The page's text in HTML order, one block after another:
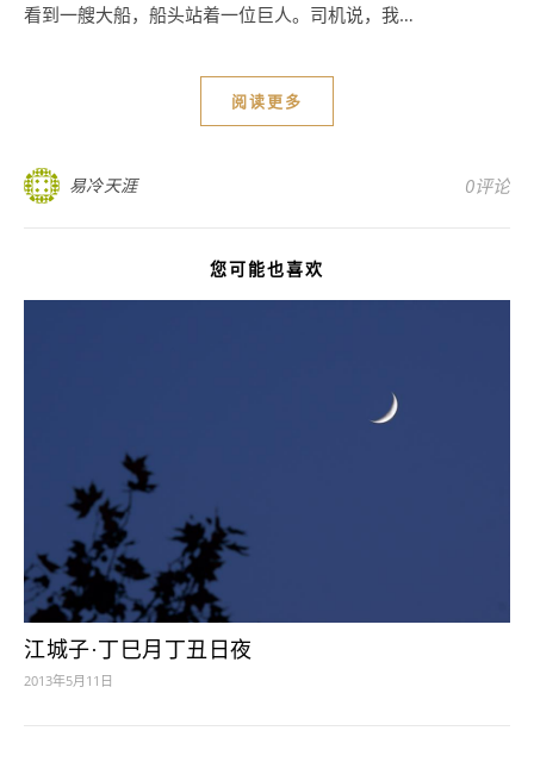
看到一艘大船，船头站着一位巨人。司机说，我…
阅读更多
易冷天涯 0评论
您可能也喜欢
江城子·丁巳月丁丑日夜
2013年5月11日